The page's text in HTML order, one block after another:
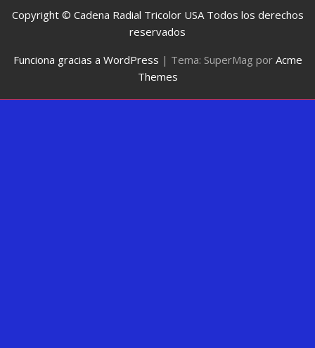
Copyright © Cadena Radial Tricolor USA Todos los derechos
reservados
Funciona gracias a WordPress | Tema: SuperMag por Acme
Themes